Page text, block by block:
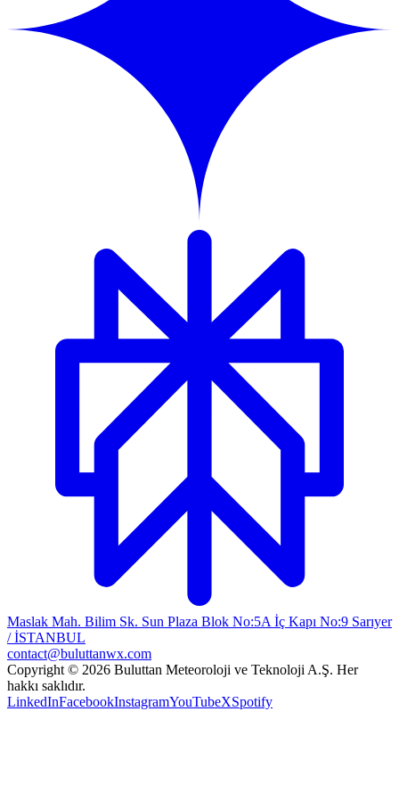
Maslak Mah. Bilim Sk. Sun Plaza Blok No:5A İç Kapı No:9 Sarıyer
/ İSTANBUL
contact@buluttanwx.com
Copyright © 2026 Buluttan Meteoroloji ve Teknoloji A.Ş. Her
hakkı saklıdır.
LinkedInFacebookInstagramYouTubeXSpotify